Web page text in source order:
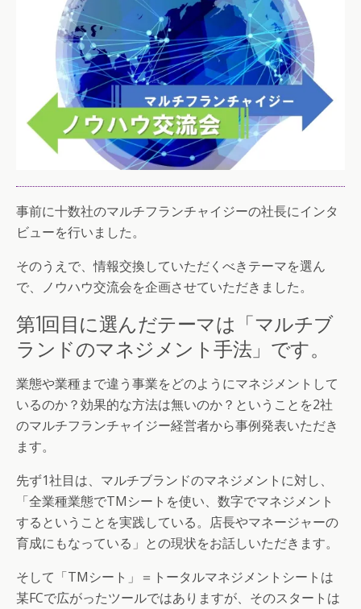
事前に十数社のマルチフランチャイジーの社長にインタ
ビューを行いました。
そのうえで、情報交換していただくべきテーマを選ん
で、ノウハウ交流会を企画させていただきました。
第1回目に選んだテーマは「マルチブ
ランドのマネジメント手法」です。
業態や業種まで違う事業をどのようにマネジメントして
いるのか？効果的な方法は無いのか？ということを2社
のマルチフランチャイジー経営者から事例発表いただき
ます。
先ず1社目は、マルチブランドのマネジメントに対し、
「全業種業態でTMシートを使い、数字でマネジメント
するということを実践している。店長やマネージャーの
育成にもなっている」との現状をお話しいただきます。
そして「TMシート」＝トータルマネジメントシートは
某FCで広がったツールではありますが、そのスタートは